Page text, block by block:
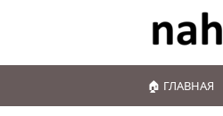
🏠 ГЛАВНАЯ